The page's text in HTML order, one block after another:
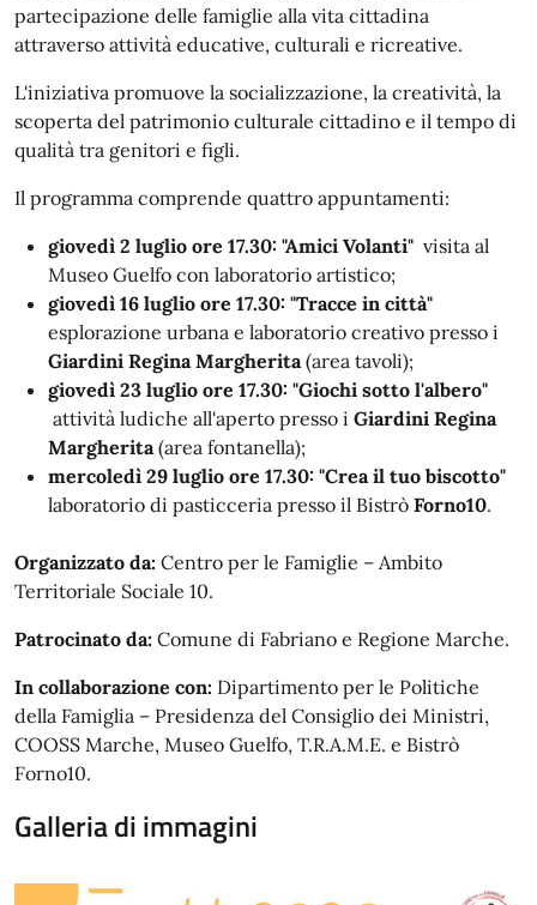
partecipazione delle famiglie alla vita cittadina
attraverso attività educative, culturali e ricreative.
L'iniziativa promuove la socializzazione, la creatività, la
scoperta del patrimonio culturale cittadino e il tempo di
qualità tra genitori e figli.
Il programma comprende quattro appuntamenti:
giovedì 2 luglio ore 17.30: "Amici Volanti" visita al
Museo Guelfo con laboratorio artistico;
giovedì 16 luglio ore 17.30: "Tracce in città"
esplorazione urbana e laboratorio creativo presso i
Giardini Regina Margherita(area tavoli);
giovedì 23 luglio ore 17.30: "Giochi sotto l'albero"
attività ludiche all'aperto presso i Giardini Regina
Margherita(area fontanella);
mercoledì 29 luglio ore 17.30: "Crea il tuo biscotto"
laboratorio di pasticceria presso il Bistrò Forno10.
Organizzato da: Centro per le Famiglie – Ambito
Territoriale Sociale 10.
Patrocinato da: Comune di Fabriano e Regione Marche.
In collaborazione con: Dipartimento per le Politiche
della Famiglia – Presidenza del Consiglio dei Ministri,
COOSS Marche, Museo Guelfo, T.R.A.M.E. e Bistrò
Forno10.
Galleria di immagini